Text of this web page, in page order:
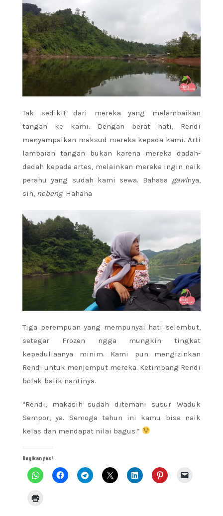
Tak sedikit dari mereka yang melambaikan
tangan ke kami. Dengan berat hati, Rendi
menyampaikan maksud mereka kepada kami. Arti
lambaian tangan bukan karena mereka dadah-
dadah kepada artes, melainkan mereka ingin naik
perahu yang sudah kami sewa. Bahasa gawlnya,
sih, nebeng. Hahaha
Tiga perempuan yang mempunyai hati selembut,
setegar Frozen ngga mungkin tingkat
kepeduliaanya minim. Kami pun mengizinkan
Rendi untuk menjemput mereka. Ketimbang Rendi
bolak-balik nantinya.
“Rendi, makasih sudah ditemani susur Waduk
Sempor, ya. Semoga tahun ini kamu bisa naik
kelas dan mendapat nilai bagus.”
Bagikan yes!